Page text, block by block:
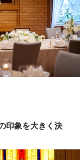
印象を大きく決